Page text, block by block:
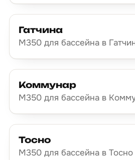
Гатчина
М350 для бассейна в
Коммунар
М350 для бассейна в
Тосно
М350 для бассейна в Тосно